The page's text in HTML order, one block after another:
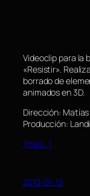
Videoclip para la
«Resistir».
borrado de
animados en 3D.
Dirección:
Producción:
(más…)
2010-01-19